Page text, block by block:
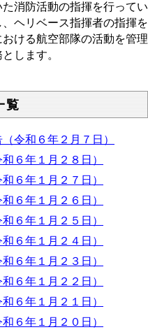
た消防活動の指揮を行ってい
ヘリベース指揮者の指揮を
ける航空部隊の活動を管理
します。
覧
令和６年２月７日）
６年１月２８日）
６年１月２７日）
６年１月２６日）
６年１月２５日）
６年１月２４日）
６年１月２３日）
６年１月２２日）
６年１月２１日）
６年１月２０日）